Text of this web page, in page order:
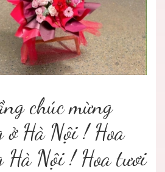
chúc mừng
Hà Nội ! Hoa
Nội ! Hoa tươi